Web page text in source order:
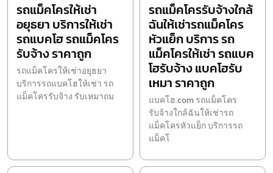
รถแม็คโครให้เช่า
อยุธยา บริการให้เช่า
รถแบคโฮ รถแม็คโคร
รับจ้าง ราคาถูก
รถแม็คโครให้เช่าอยุธยา
บริการรถแบคโฮให้เช่า รถ
แม็คโครรับจ้าง รับเหมาถม
รถแม็คโครรับจ้างใกล้
ฉันให้เช่ารถแม็คโคร
หัวแย็ก บริการ รถ
แม็คโครให้เช่า รถแบค
โฮรับจ้าง แบคโฮรับ
เหมา ราคาถูก
แบคโฮ.com รถแม็คโคร
รับจ้างใกล้ฉันให้เช่ารถ
แม็คโครหัวแย็ก บริการรถ
แม็คโ